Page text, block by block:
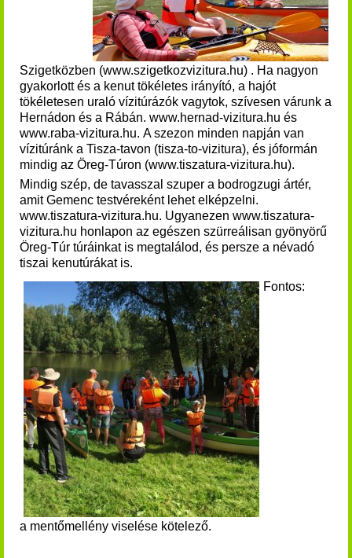
Szigetközben (www.szigetkozvizitura.hu) . Ha nagyon
gyakorlott és a kenut tökéletes irányító, a hajót
tökéletesen uraló vízitúrázók vagytok, szívesen várunk a
Hernádon és a Rábán. www.hernad-vizitura.hu és
www.raba-vizitura.hu. A szezon minden napján van
vízitúránk a Tisza-tavon (tisza-to-vizitura), és jóformán
mindig az Öreg-Túron (www.tiszatura-vizitura.hu).
Mindig szép, de tavasszal szuper a bodrogzugi ártér,
amit Gemenc testvéreként lehet elképzelni.
www.tiszatura-vizitura.hu. Ugyanezen www.tiszatura-
vizitura.hu honlapon az egészen szürreálisan gyönyörű
Öreg-Túr túráinkat is megtalálod, és persze a névadó
tiszai kenutúrákat is.
Fontos:
a mentőmellény viselése kötelező.